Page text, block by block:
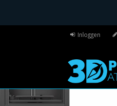
Inloggen